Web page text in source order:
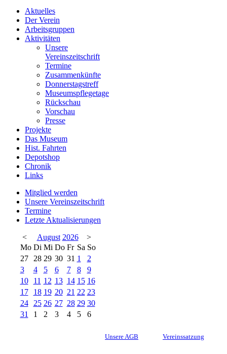
Aktuelles
Der Verein
Arbeitsgruppen
Aktivitäten
Unsere
Vereinszeitschrift
Termine
Zusammenkünfte
Donnerstagstreff
Museumspflegetage
Rückschau
Vorschau
Presse
Projekte
Das Museum
Hist. Fahrten
Depotshop
Chronik
Links
Mitglied werden
Unsere Vereinszeitschrift
Termine
Letzte Aktualisierungen
<
August 2026
>
Mo Di Mi Do Fr Sa So
27
28 29 30 31 1
2
3
4 5 6 7 8
9
10
11 12 13 14 15 16
17
18 19 20 21 22 23
24
25 26 27 28 29 30
31
1 2 3 4 5 6
Unsere AGB Vereinssatzung